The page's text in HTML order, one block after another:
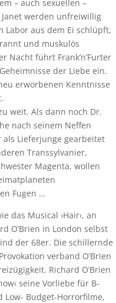
– auch sexuellen –
werden unfreiwillig
Labor aus dem Ei schlüpft,
und muskulös
Nacht führt Frank’n’Furter
der Liebe ein.
erworbenen Kenntnisse
weit. Als dann noch Dr.
nach seinem Neffen
als Lieferjunge gearbeitet
Transsylvanier,
Magenta, wollen
Fugen …
das Musical ›Hair‹, an
O’Brien in London selbst
der 68er. Die schillernde
verband O’Brien
Richard O’Brien
seine Vorliebe für B-
Low- Budget-Horrorfilme,